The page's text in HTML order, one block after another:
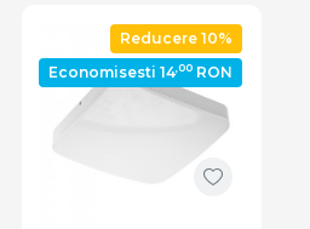
Reducere 10%
Economisesti 14,00 RON